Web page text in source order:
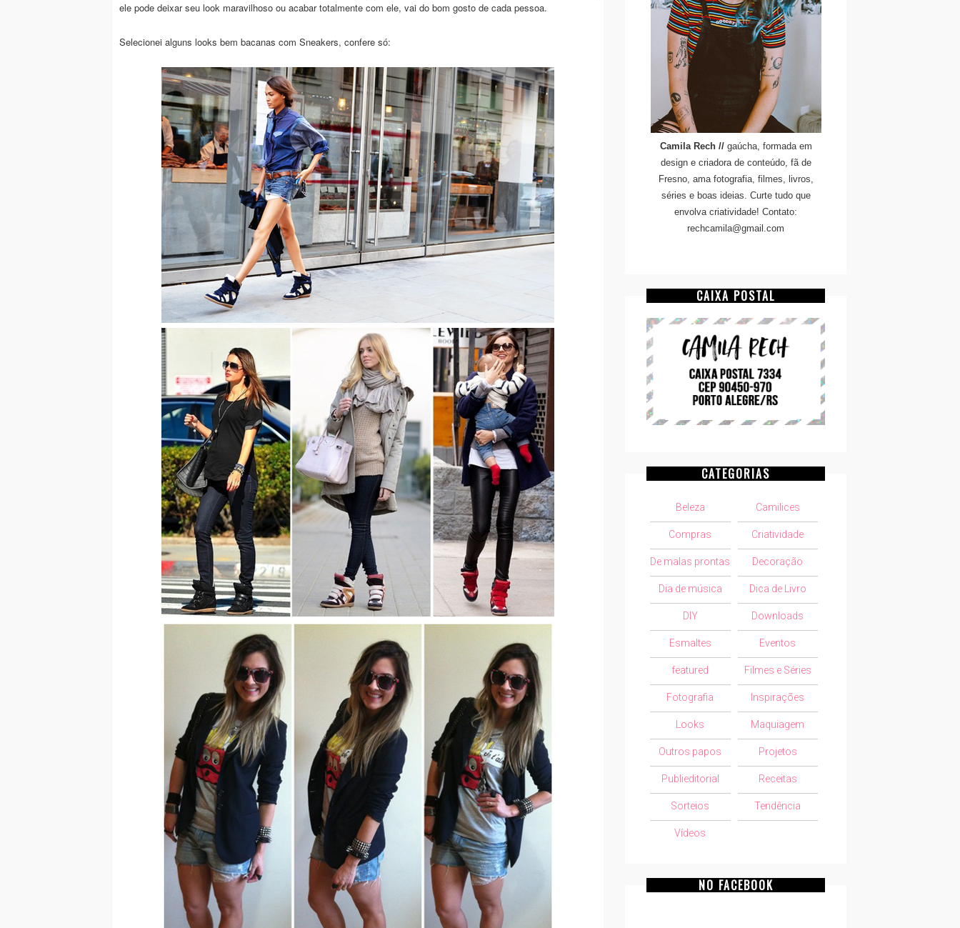
ele pode deixar seu look maravilhoso ou acabar totalmente com ele, vai do bom gosto de cada pessoa.
Selecionei alguns looks bem bacanas com Sneakers, confere só:
Camila Rech // gaúcha, formada em
design e criadora de conteúdo, fã de
Fresno, ama fotografia, filmes, livros,
séries e boas ideias. Curte tudo que
envolva criatividade! Contato:
rechcamila@gmail.com
CAIXA POSTAL
CATEGORIAS
Beleza Camilices
Compras Criatividade
De malas prontas Decoração
Dia de música Dica de Livro
DIY Downloads
Esmaltes Eventos
featured Filmes e Séries
Fotografia Inspirações
Looks Maquiagem
Outros papos Projetos
Publieditorial Receitas
Sorteios Tendência
Vídeos
NO FACEBOOK